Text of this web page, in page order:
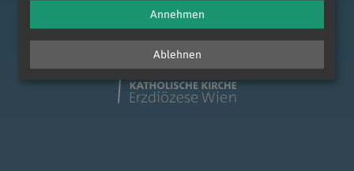
Ablehnen
Annehmen